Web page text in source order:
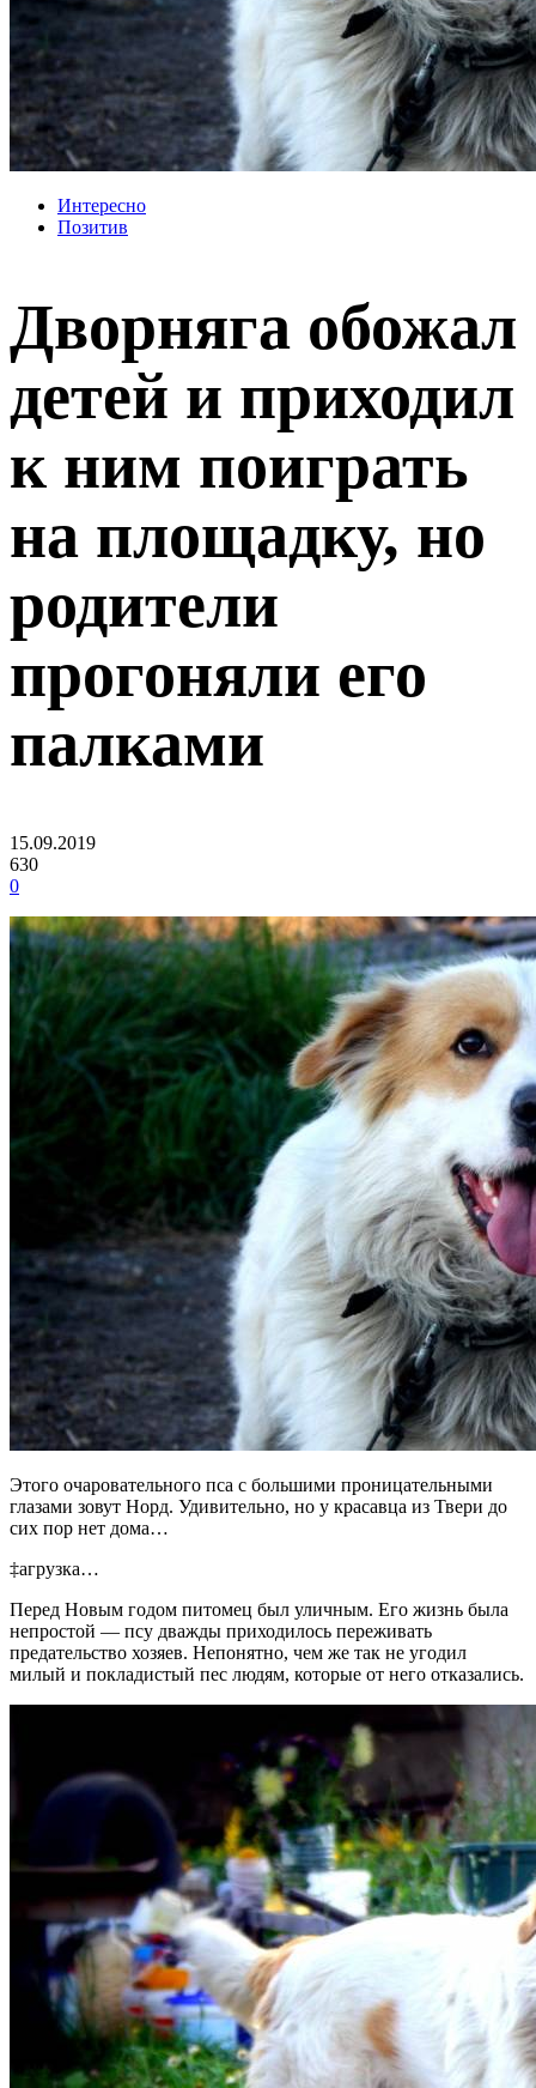
Интересно
Позитив
Дворняга обожал
детей и приходил
к ним поиграть
на площадку, но
родители
прогоняли его
палками
15.09.2019
630
0
Этого очаровательного пса с большими проницательными
глазами зовут Норд. Удивительно, но у красавца из Твери до
сих пор нет дома…
‡агрузка…
Перед Новым годом питомец был уличным. Его жизнь была
непростой — псу дважды приходилось переживать
предательство хозяев. Непонятно, чем же так не угодил
милый и покладистый пес людям, которые от него отказались.